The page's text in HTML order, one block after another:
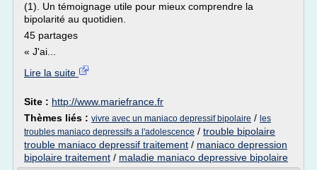
(1). Un témoignage utile pour mieux comprendre la
bipolarité au quotidien.
45 partages
« J'ai...
Lire la suite
Site : http://www.mariefrance.fr
Thèmes liés : vivre avec un maniaco depressif bipolaire / les
troubles maniaco depressifs a l'adolescence / trouble bipolaire
trouble maniaco depressif traitement / maniaco depression
bipolaire traitement / maladie maniaco depressive bipolaire